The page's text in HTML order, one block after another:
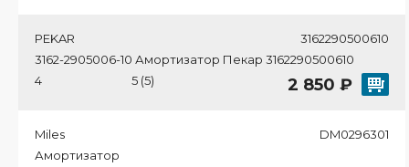
PEKAR
3162290500610
3162-2905006-10 Амортизатор Пекар 3162290500610
4
5 (5) 2 850 ₽
Miles
DM0296301
Амортизатор